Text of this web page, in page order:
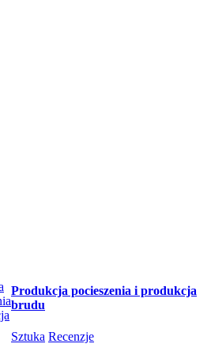
Produkcja pocieszenia i produkcja
brudu
Sztuka Recenzje